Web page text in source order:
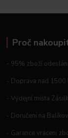
Proč
- 95% zboží
- Doprava nad 1500
- Výdejní místa
- Doručení na
- Garance vrácení